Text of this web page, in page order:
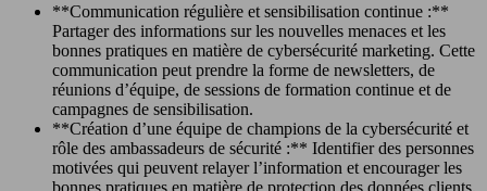
**Communication régulière et sensibilisation continue :**
Partager des informations sur les nouvelles menaces et les
bonnes pratiques en matière de cybersécurité marketing. Cette
communication peut prendre la forme de newsletters, de
réunions d’équipe, de sessions de formation continue et de
campagnes de sensibilisation.
**Création d’une équipe de champions de la cybersécurité et
rôle des ambassadeurs de sécurité :** Identifier des personnes
motivées qui peuvent relayer l’information et encourager les
bonnes pratiques en matière de protection des données clients.